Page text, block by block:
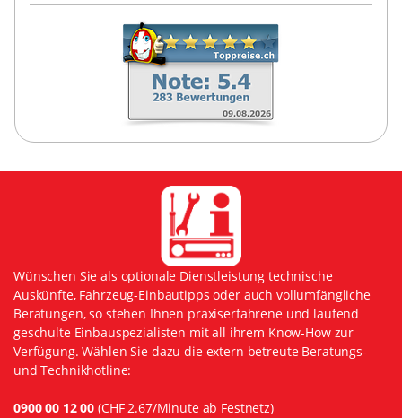
Wünschen Sie als optionale Dienstleistung technische
Auskünfte, Fahrzeug-Einbautipps oder auch vollumfängliche
Beratungen, so stehen Ihnen praxiserfahrene und laufend
geschulte Einbauspezialisten mit all ihrem Know-How zur
Verfügung. Wählen Sie dazu die extern betreute Beratungs-
und Technikhotline:
0900 00 12 00 (CHF 2.67/Minute ab Festnetz)